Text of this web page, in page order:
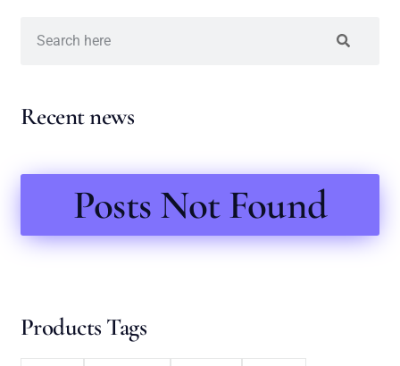
Recent news
Posts Not Found
Products Tags